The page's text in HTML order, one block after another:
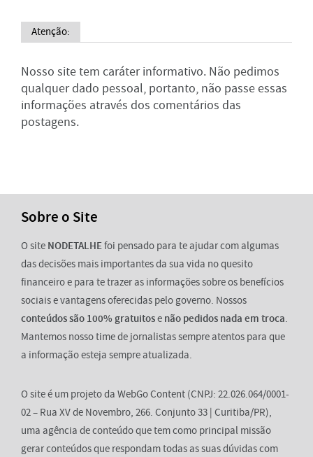
Atenção:
Nosso site tem caráter informativo. Não pedimos
qualquer dado pessoal, portanto, não passe essas
informações através dos comentários das
postagens.
Sobre o Site
O site NODETALHEfoi pensado para te ajudar com algumas
das decisões mais importantes da sua vida no quesito
financeiro e para te trazer as informações sobre os benefícios
sociais e vantagens oferecidas pelo governo. Nossos
conteúdos são 100% gratuitose não pedidos nada em troca.
Mantemos nosso time de jornalistas sempre atentos para que
a informação esteja sempre atualizada.
O site é um projeto da WebGo Content (CNPJ: 22.026.064/0001-
02 – Rua XV de Novembro, 266. Conjunto 33 | Curitiba/PR),
uma agência de conteúdo que tem como principal missão
gerar conteúdos que respondam todas as suas dúvidas com